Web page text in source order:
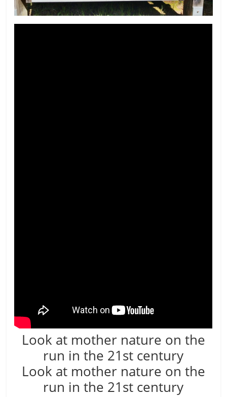
Look at mother nature on the
run in the 21st century
Look at mother nature on the
run in the 21st century